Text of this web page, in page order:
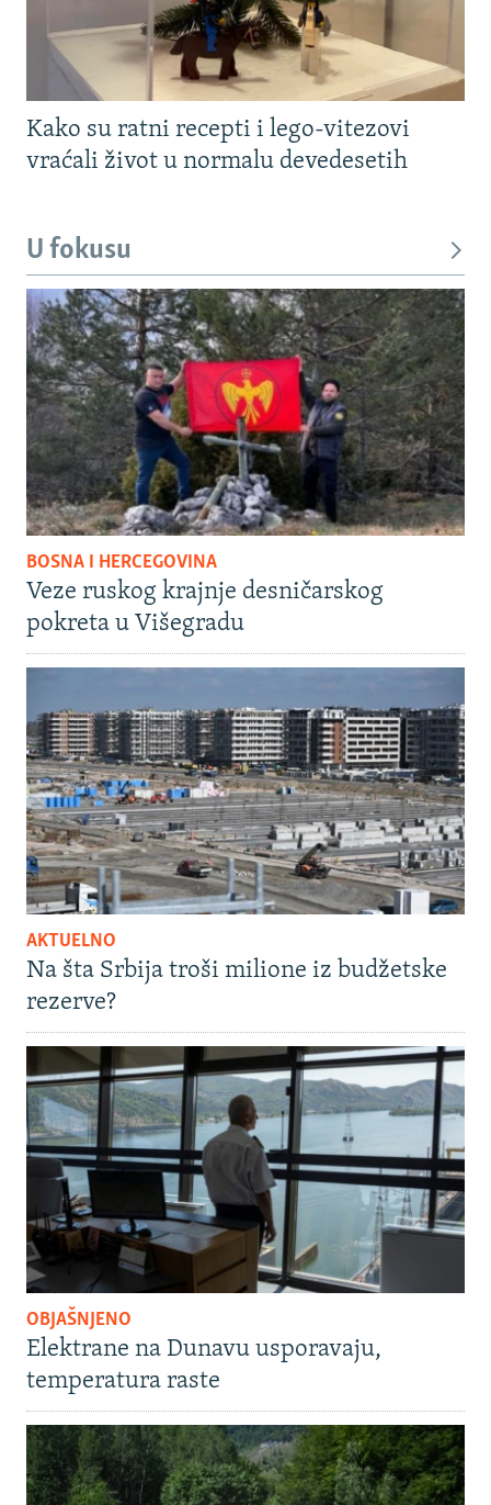
Kako su ratni recepti i lego-vitezovi
vraćali život u normalu devedesetih
U fokusu
BOSNA I HERCEGOVINA
Veze ruskog krajnje desničarskog
pokreta u Višegradu
AKTUELNO
Na šta Srbija troši milione iz budžetske
rezerve?
OBJAŠNJENO
Elektrane na Dunavu usporavaju,
temperatura raste